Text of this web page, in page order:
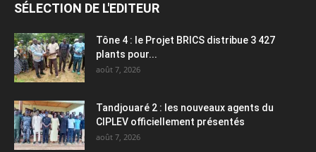
SÉLECTION DE L'EDITEUR
Tône 4 : le Projet BRICS distribue 3 427
plants pour...
août 7, 2026
Tandjouaré 2 : les nouveaux agents du
CIPLEV officiellement présentés
août 7, 2026